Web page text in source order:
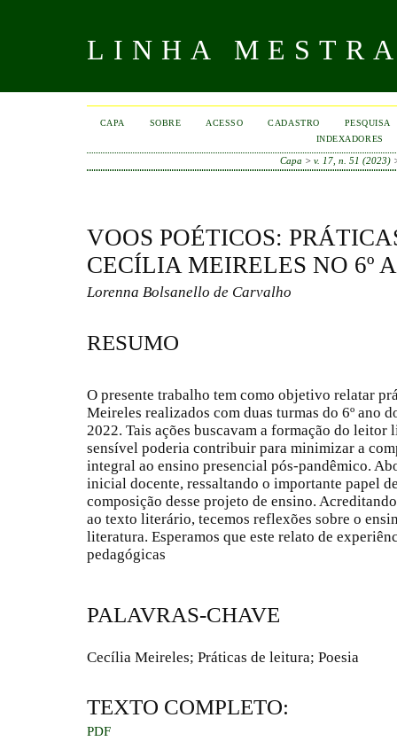
LINHA
CAPA SOBRE ACESSO CADASTRO
PESQUISA
INDEXADORES
Capa >v. 17, n. 51 (2023)
VOOS POÉTICOS:
CECÍLIA MEIRELES NO 6º
Lorenna Bolsanello de Carvalho
RESUMO
O presente trabalho tem como objetivo relatar
Meireles realizados com duas turmas do 6º ano
2022. Tais ações buscavam a formação do
sensível poderia contribuir para minimizar a
integral ao ensino presencial pós-pandêmico.
inicial docente, ressaltando o importante papel
composição desse projeto de ensino.
ao texto literário, tecemos reflexões sobre o
literatura. Esperamos que este relato de
pedagógicas
PALAVRAS-CHAVE
Cecília Meireles; Práticas de leitura; Poesia
TEXTO COMPLETO:
PDF